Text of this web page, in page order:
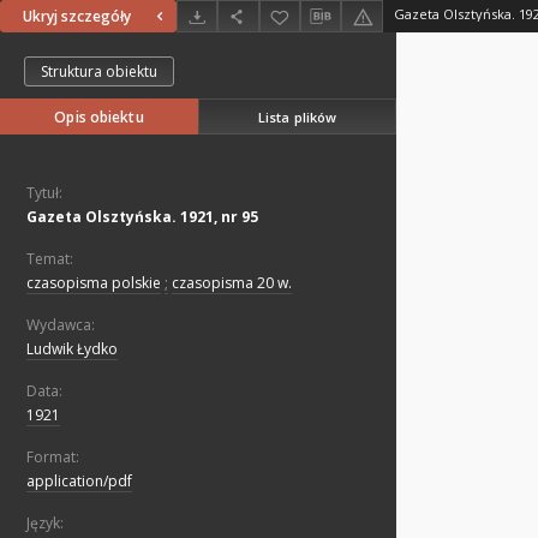
Ukryj szczegóły Gazeta Olsztyńska.
Struktura obiektu
Opis obiektu Lista plików
Tytuł:
Gazeta Olsztyńska. 1921, nr 95
Temat:
czasopisma polskie ; czasopisma 20 w.
Wydawca:
Ludwik Łydko
Data:
1921
Format:
application/pdf
Język: